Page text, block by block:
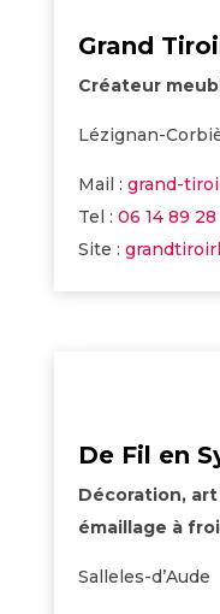
Grand
Créateur
Lézignan-
Mail : grand-
Tel : 06 14 89 28
Site :
De Fil en
Décoration,
émaillage à
Salleles-d’Aude